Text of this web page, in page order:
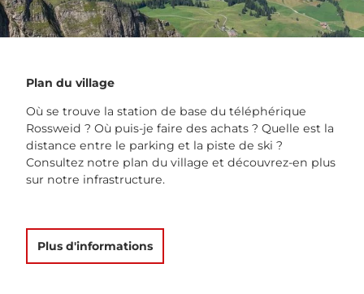
Plan du village
Où se trouve la station de base du téléphérique
Rossweid ? Où puis-je faire des achats ? Quelle est la
distance entre le parking et la piste de ski ?
Consultez notre plan du village et découvrez-en plus
sur notre infrastructure.
Plus d'informations